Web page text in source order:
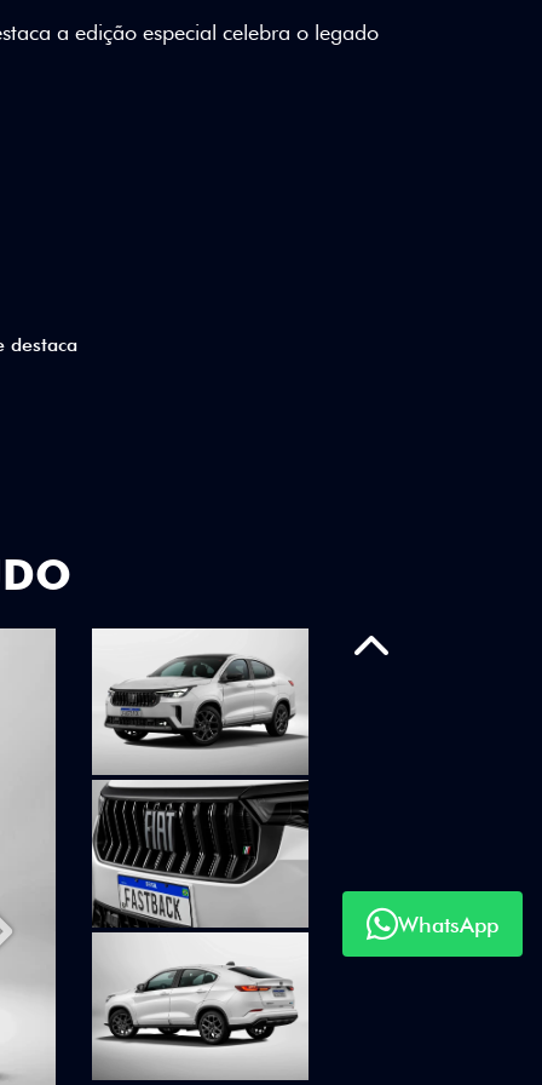
e detalhes em Citrus Green criam
WhatsApp